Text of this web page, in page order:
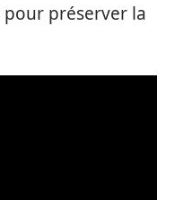
préserver la